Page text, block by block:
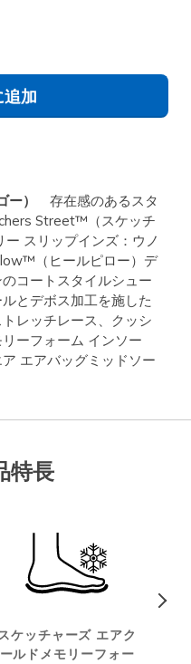
追加
）
存在感のあるスタ
Street™（スケッチ
スリップインズ：ウノ
（ヒールピロー）デ
コートスタイルシュー
とデボス加工を施した
レッチレース、クッシ
ーフォーム インソー
エアバッグミッドソー
特長
ケッチャーズ エアク
ールドメモリーフォー